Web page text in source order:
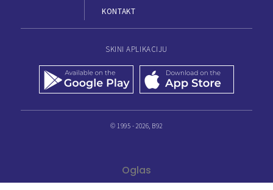
KONTAKT
SKINI APLIKACIJU
© 1995 - 2026, B92